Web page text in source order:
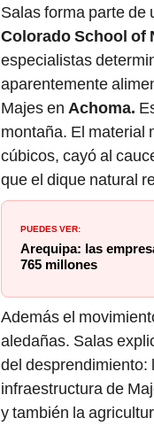
Salas forma parte de
Colorado School of
especialistas
aparentemente
Majes en Achoma.
montaña. El material
cúbicos, cayó al
que el dique natural
PUEDES VER:
Arequipa: las
765 millones
Además el
aledañas. Salas
del desprendimiento:
infraestructura de
y también la